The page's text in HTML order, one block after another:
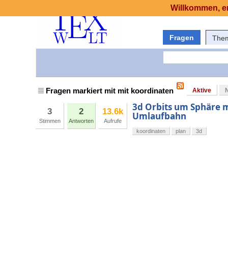
Fragen
Fragen markiert mit mit koordinaten Aktive
3
Stimmen
2
Antworten
13.6k
Aufrufe
3d Orbits um Sphäre
Umlaufbahn
koordinaten plan 3d
Willkommen,